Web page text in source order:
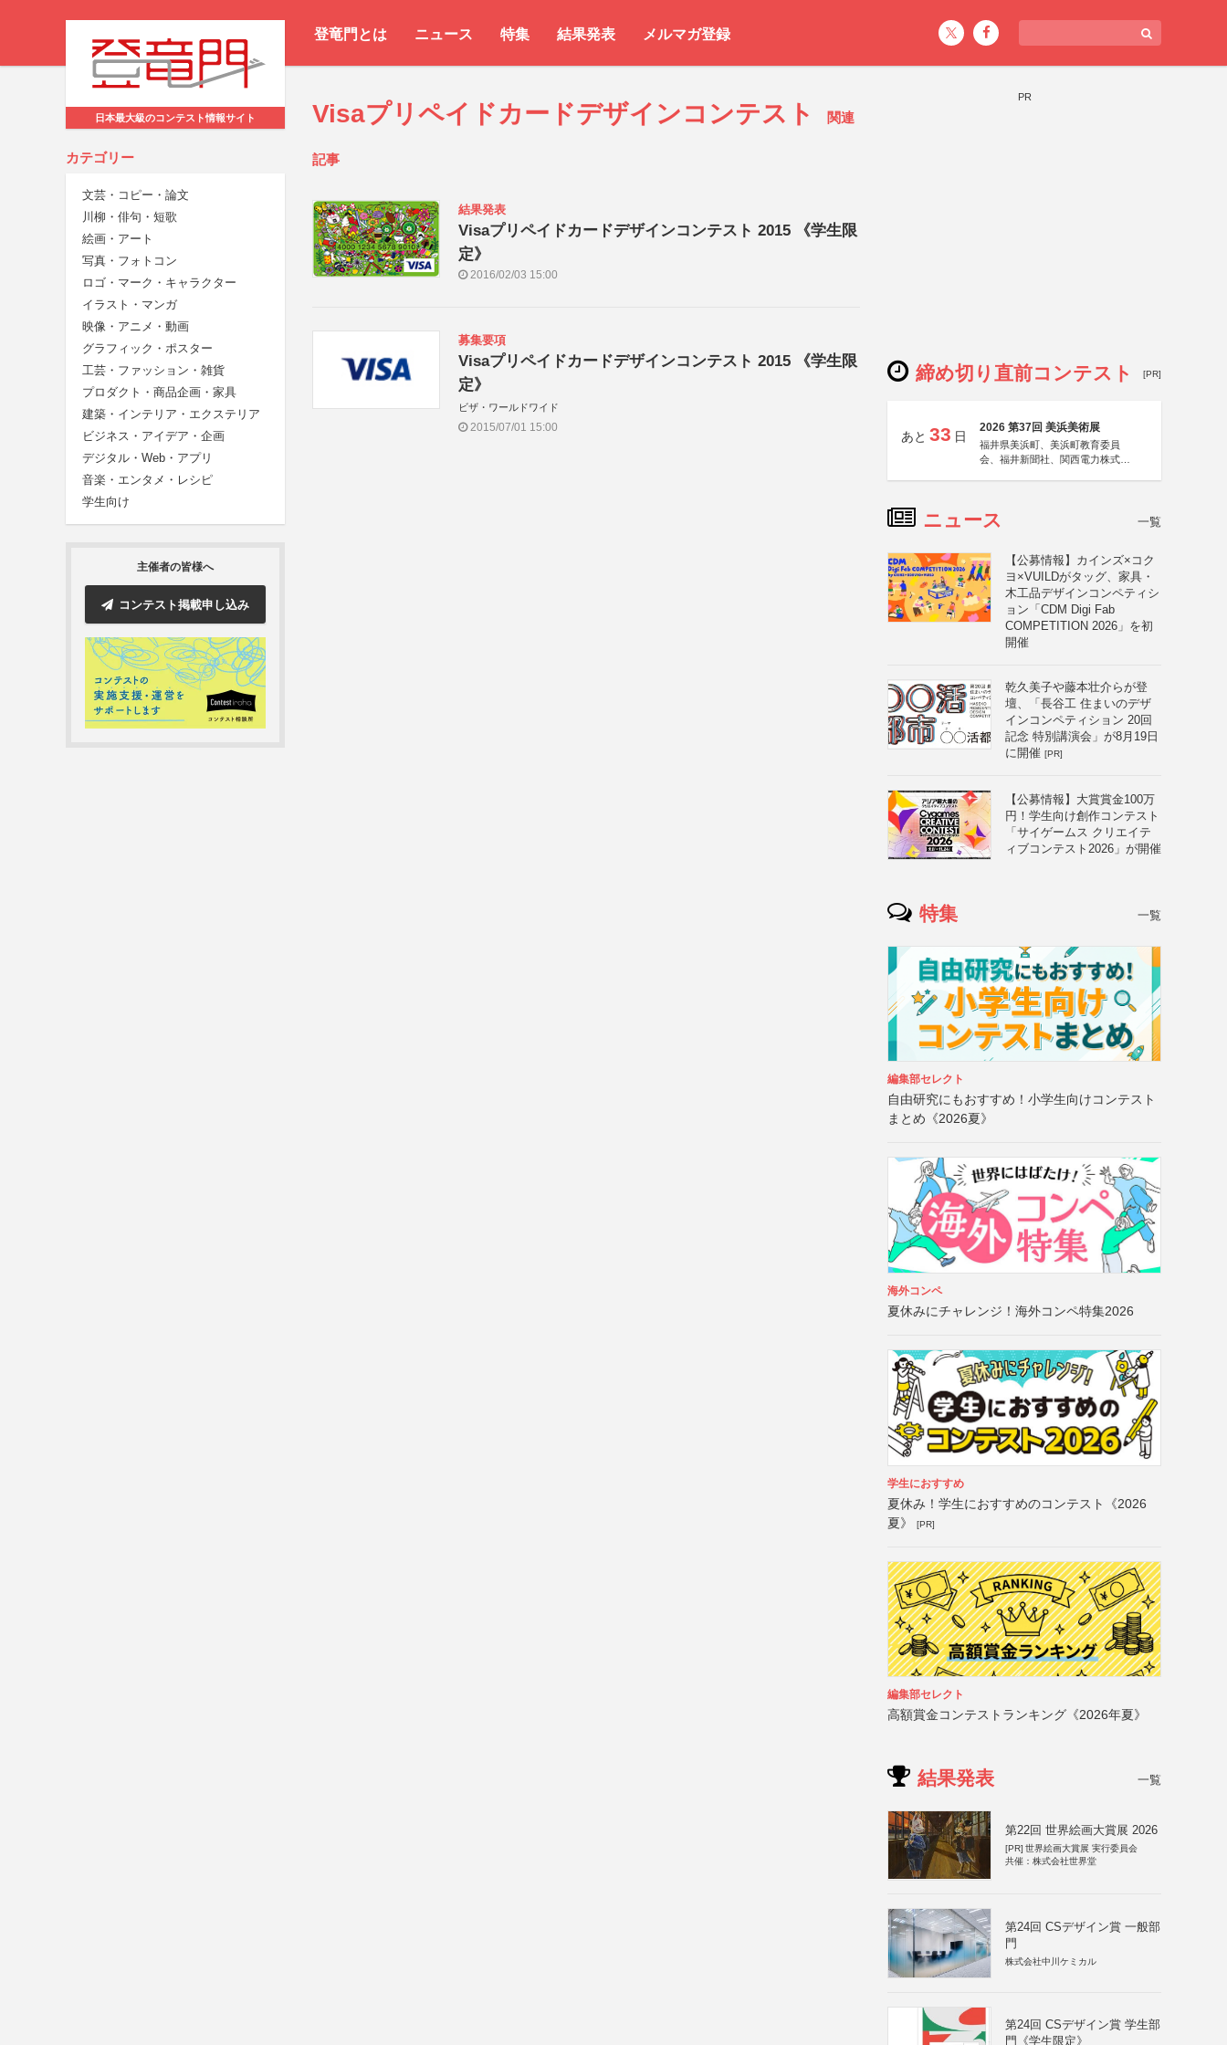
登竜門とは ニュース 特集 結果発表 メルマガ登録
日本最大級のコンテスト情報サイト
カテゴリー
文芸・コピー・論文
川柳・俳句・短歌
絵画・アート
写真・フォトコン
ロゴ・マーク・キャラクター
イラスト・マンガ
映像・アニメ・動画
グラフィック・ポスター
工芸・ファッション・雑貨
プロダクト・商品企画・家具
建築・インテリア・エクステリア
ビジネス・アイデア・企画
デジタル・Web・アプリ
音楽・エンタメ・レシピ
学生向け
主催者の皆様へ
コンテスト掲載申し込み
Visaプリペイドカードデザインコンテスト 関連
記事
結果発表
Visaプリペイドカードデザインコンテスト 2015 《学生限
定》
2016/02/03 15:00
募集要項
Visaプリペイドカードデザインコンテスト 2015 《学生限
定》
ビザ・ワールドワイド
2015/07/01 15:00
PR
締め切り直前コンテスト [PR]
あと 33 日
2026 第37回 美浜美術展
福井県美浜町、美浜町教育委員
会、福井新聞社、関西電力株式会
ニュース 一覧
【公募情報】カインズ×コク
ヨ×VUILDがタッグ、家具・
木工品デザインコンペティシ
ョン「CDM Digi Fab
COMPETITION 2026」を初
開催
乾久美子や藤本壮介らが登
壇、「長谷工 住まいのデザ
インコンペティション 20回
記念 特別講演会」が8月19日
に開催 [PR]
【公募情報】大賞賞金100万
円！学生向け創作コンテスト
「サイゲームス クリエイテ
ィブコンテスト2026」が開催
特集 一覧
編集部セレクト
自由研究にもおすすめ！小学生向けコンテスト
まとめ《2026夏》
海外コンペ
夏休みにチャレンジ！海外コンペ特集2026
学生におすすめ
夏休み！学生におすすめのコンテスト《2026
夏》
[PR]
編集部セレクト
高額賞金コンテストランキング《2026年夏》
結果発表 一覧
第22回 世界絵画大賞展 2026
[PR] 世界絵画大賞展 実行委員会
共催：株式会社世界堂
第24回 CSデザイン賞 一般部
門
株式会社中川ケミカル
第24回 CSデザイン賞 学生部
門《学生限定》